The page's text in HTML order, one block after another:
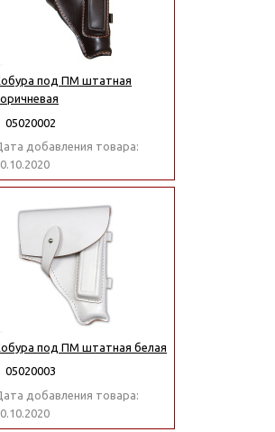
под ПМ штатная
05020002
добавления товара:
под ПМ штатная белая
05020003
добавления товара: